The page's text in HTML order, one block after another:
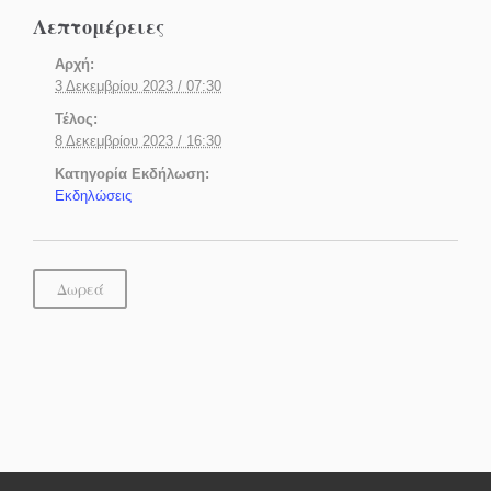
Λεπτομέρειες
Αρχή:
3 Δεκεμβρίου 2023 / 07:30
Τέλος:
8 Δεκεμβρίου 2023 / 16:30
Κατηγορία Εκδήλωση:
Εκδηλώσεις
Δωρεά